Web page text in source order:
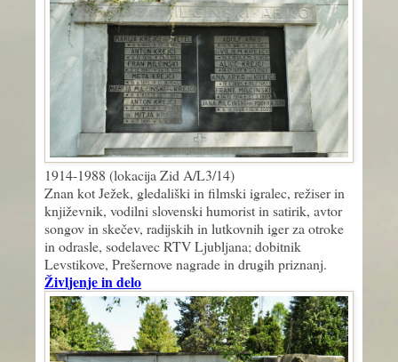
1914-1988 (lokacija Zid A/L3/14)
Znan kot Ježek, gledališki in filmski igralec, režiser in
književnik, vodilni slovenski humorist in satirik, avtor
songov in skečev, radijskih in lutkovnih iger za otroke
in odrasle, sodelavec RTV Ljubljana; dobitnik
Levstikove, Prešernove nagrade in drugih priznanj.
Življenje in delo